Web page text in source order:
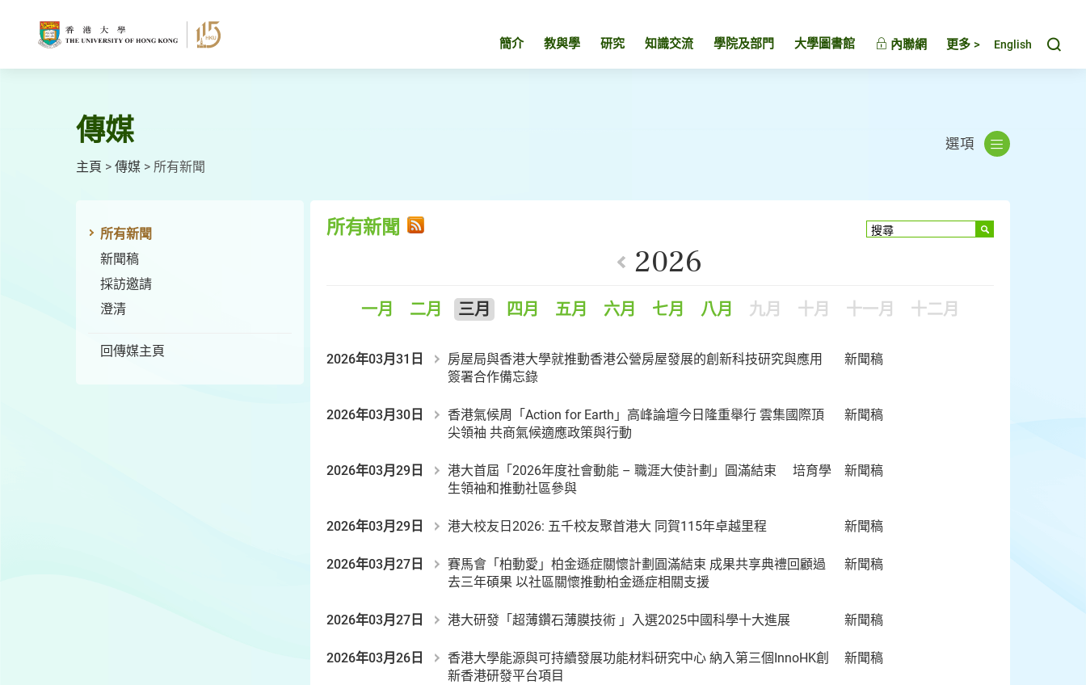
簡介 教與學 研究 知識交流 學院及部門 大學圖書館 內聯網 更多 > English
傳媒
主頁 > 傳媒 > 所有新聞
選項
所有新聞
新聞稿
採訪邀請
澄清
回傳媒主頁
所有新聞
2026
一月 二月 三月 四月 五月 六月 七月 八月 九月 十月 十一月 十二月
2026年03月31日
房屋局與香港大學就推動香港公營房屋發展的創新科技研究與應用
簽署合作備忘錄
新聞稿
2026年03月30日
香港氣候周「Action for Earth」高峰論壇今日隆重舉行 雲集國際頂
尖領袖 共商氣候適應政策與行動
新聞稿
2026年03月29日
港大首屆「2026年度社會動能 – 職涯大使計劃」圓滿結束 培育學
生領袖和推動社區參與
新聞稿
2026年03月29日 港大校友日2026: 五千校友聚首港大 同賀115年卓越里程 新聞稿
2026年03月27日
賽馬會「柏動愛」柏金遜症關懷計劃圓滿結束 成果共享典禮回顧過
去三年碩果 以社區關懷推動柏金遜症相關支援
新聞稿
2026年03月27日 港大研發「超薄鑽石薄膜技術 」入選2025中國科學十大進展 新聞稿
2026年03月26日
香港大學能源與可持續發展功能材料研究中心 納入第三個InnoHK創
新香港研發平台項目
新聞稿